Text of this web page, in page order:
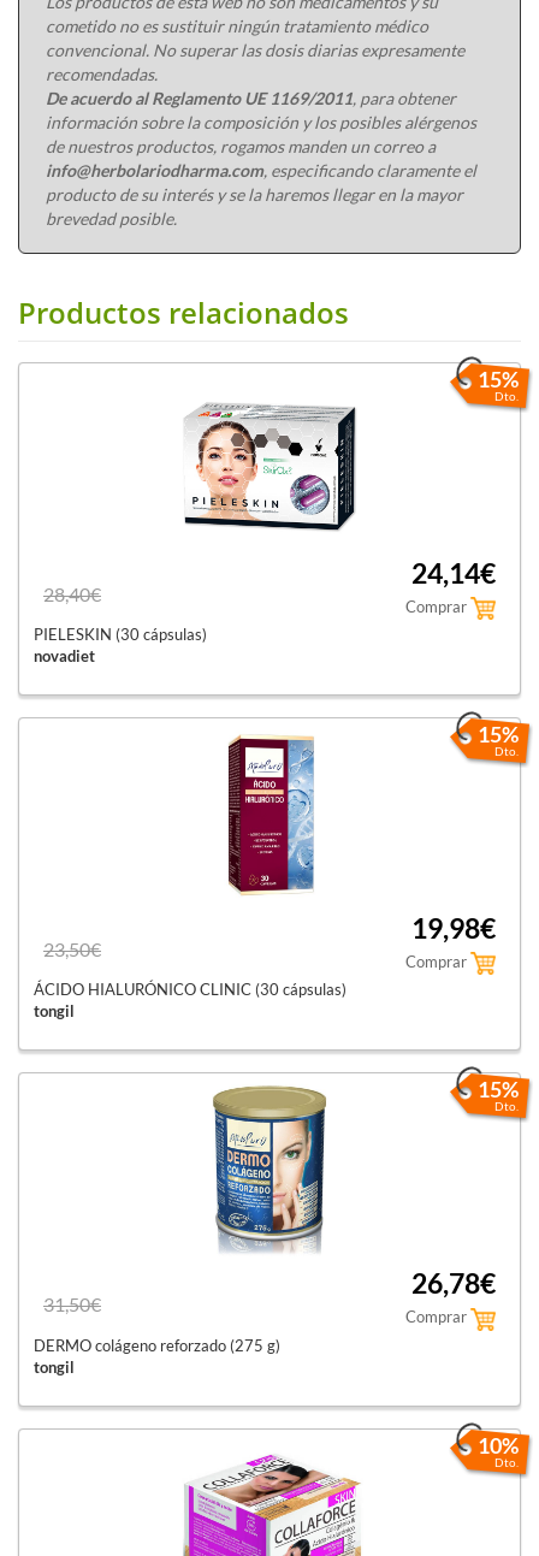
cometido no es sustituir ningún tratamiento médico
convencional. No superar las dosis diarias expresamente
recomendadas.
De acuerdo al Reglamento UE 1169/2011, para obtener
información sobre la composición y los posibles alérgenos
de nuestros productos, rogamos manden un correo a
info@herbolariodharma.com, especificando claramente el
producto de su interés y se la haremos llegar en la mayor
brevedad posible.
Productos relacionados
15%
Dto.
28,40€
24,14€
Comprar
PIELESKIN (30 cápsulas)
novadiet
15%
Dto.
23,50€
19,98€
Comprar
ÁCIDO HIALURÓNICO CLINIC (30 cápsulas)
tongil
15%
Dto.
31,50€
26,78€
Comprar
DERMO colágeno reforzado (275 g)
tongil
10%
Dto.